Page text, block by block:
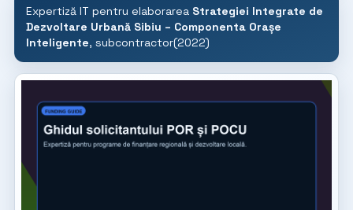
Expertiză IT pentru elaborarea Strategiei Integrate de
Dezvoltare Urbană Sibiu – Componenta Orașe
Inteligente, subcontractor(2022)